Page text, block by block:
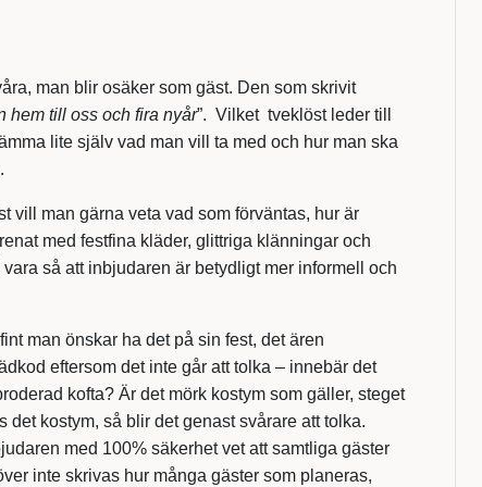
man blir osäker som gäst. Den som skrivit
hem till oss och fira nyår”. Vilket tveklöst leder till
lite själv vad man vill ta med och hur man ska
vill man gärna veta vad som förväntas, hur är
med festfina kläder, glittriga klänningar och
så att inbjudaren är betydligt mer informell och
man önskar ha det på sin fest, det ären
eftersom det inte går att tolka – innebär det
kofta? Är det mörk kostym som gäller, steget
det kostym, så blir det genast svårare att tolka.
med 100% säkerhet vet att samtliga gäster
inte skrivas hur många gäster som planeras,